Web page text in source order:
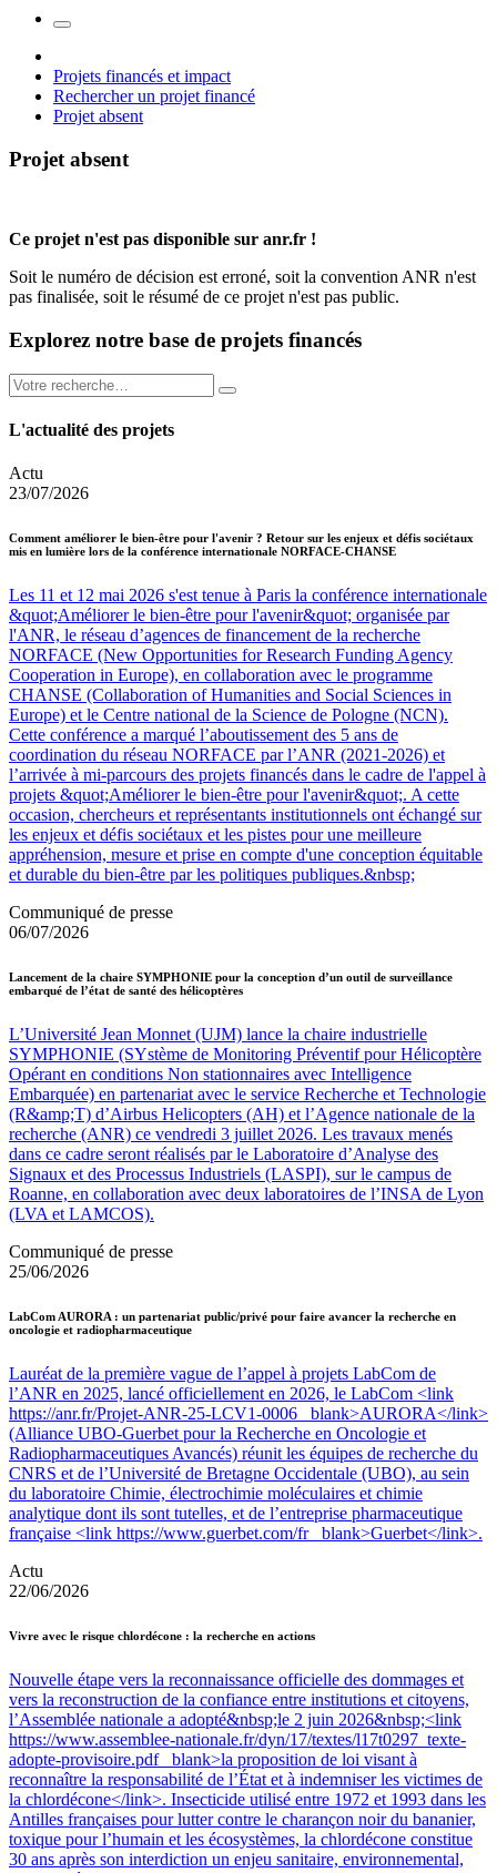
Projets financés et impact
Rechercher un projet financé
Projet absent
Projet absent
Ce projet n'est pas disponible sur anr.fr !
Soit le numéro de décision est erroné, soit la convention ANR n'est
pas finalisée, soit le résumé de ce projet n'est pas public.
Explorez notre base de projets financés
L'actualité des projets
Actu
23/07/2026
Comment améliorer le bien-être pour l'avenir ? Retour sur les enjeux et défis sociétaux
mis en lumière lors de la conférence internationale NORFACE-CHANSE
Les 11 et 12 mai 2026 s'est tenue à Paris la conférence internationale
&quot;Améliorer le bien-être pour l'avenir&quot; organisée par
l'ANR, le réseau d’agences de financement de la recherche
NORFACE (New Opportunities for Research Funding Agency
Cooperation in Europe), en collaboration avec le programme
CHANSE (Collaboration of Humanities and Social Sciences in
Europe) et le Centre national de la Science de Pologne (NCN).
Cette conférence a marqué l’aboutissement des 5 ans de
coordination du réseau NORFACE par l’ANR (2021-2026) et
l’arrivée à mi-parcours des projets financés dans le cadre de l'appel à
projets &quot;Améliorer le bien-être pour l'avenir&quot;. A cette
occasion, chercheurs et représentants institutionnels ont échangé sur
les enjeux et défis sociétaux et les pistes pour une meilleure
appréhension, mesure et prise en compte d'une conception équitable
et durable du bien-être par les politiques publiques.&nbsp;
Communiqué de presse
06/07/2026
Lancement de la chaire SYMPHONIE pour la conception d’un outil de surveillance
embarqué de l’état de santé des hélicoptères
L’Université Jean Monnet (UJM) lance la chaire industrielle
SYMPHONIE (SYstème de Monitoring Préventif pour Hélicoptère
Opérant en conditions Non stationnaires avec Intelligence
Embarquée) en partenariat avec le service Recherche et Technologie
(R&amp;T) d’Airbus Helicopters (AH) et l’Agence nationale de la
recherche (ANR) ce vendredi 3 juillet 2026. Les travaux menés
dans ce cadre seront réalisés par le Laboratoire d’Analyse des
Signaux et des Processus Industriels (LASPI), sur le campus de
Roanne, en collaboration avec deux laboratoires de l’INSA de Lyon
(LVA et LAMCOS).
Communiqué de presse
25/06/2026
LabCom AURORA : un partenariat public/privé pour faire avancer la recherche en
oncologie et radiopharmaceutique
Lauréat de la première vague de l’appel à projets LabCom de
l’ANR en 2025, lancé officiellement en 2026, le LabCom <link
https://anr.fr/Projet-ANR-25-LCV1-0006 _blank>AURORA</link>
(Alliance UBO-Guerbet pour la Recherche en Oncologie et
Radiopharmaceutiques Avancés) réunit les équipes de recherche du
CNRS et de l’Université de Bretagne Occidentale (UBO), au sein
du laboratoire Chimie, électrochimie moléculaires et chimie
analytique dont ils sont tutelles, et de l’entreprise pharmaceutique
française <link https://www.guerbet.com/fr _blank>Guerbet</link>.
Actu
22/06/2026
Vivre avec le risque chlordécone : la recherche en actions
Nouvelle étape vers la reconnaissance officielle des dommages et
vers la reconstruction de la confiance entre institutions et citoyens,
l’Assemblée nationale a adopté&nbsp;le 2 juin 2026&nbsp;<link
https://www.assemblee-nationale.fr/dyn/17/textes/l17t0297_texte-
adopte-provisoire.pdf _blank>la proposition de loi visant à
reconnaître la responsabilité de l’État et à indemniser les victimes de
la chlordécone</link>. Insecticide utilisé entre 1972 et 1993 dans les
Antilles françaises pour lutter contre le charançon noir du bananier,
toxique pour l’humain et les écosystèmes, la chlordécone constitue
30 ans après son interdiction un enjeu sanitaire, environnemental,